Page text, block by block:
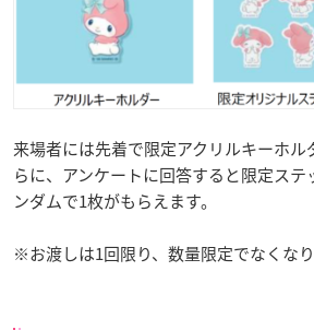
来場者には先着で限定アクリルキーホル
らに、アンケートに回答すると限定ステ
ンダムで1枚がもらえます。
※お渡しは1回限り、数量限定でなくな